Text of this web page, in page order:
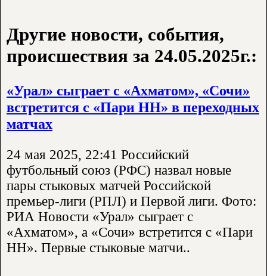
Другие новости, события,
происшествия за 24.05.2025г.:
«Урал» сыграет с «Ахматом», «Сочи»
встретится с «Пари НН» в переходных
матчах
24 мая 2025, 22:41 Российский
футбольный союз (РФС) назвал новые
пары стыковых матчей Российской
премьер-лиги (РПЛ) и Первой лиги. Фото:
РИА Новости «Урал» сыграет с
«Ахматом», а «Сочи» встретится с «Пари
НН». Первые стыковые матчи..